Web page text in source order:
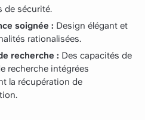
de sécurité.
soignée : Design élégant et
rationalisées.
recherche : Des capacités de
recherche intégrées
la récupération de